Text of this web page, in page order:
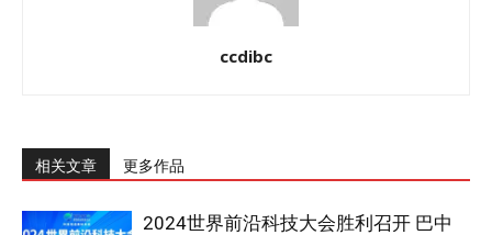
ccdibc
相关文章 更多作品
2024世界前沿科技大会胜利召开 巴中